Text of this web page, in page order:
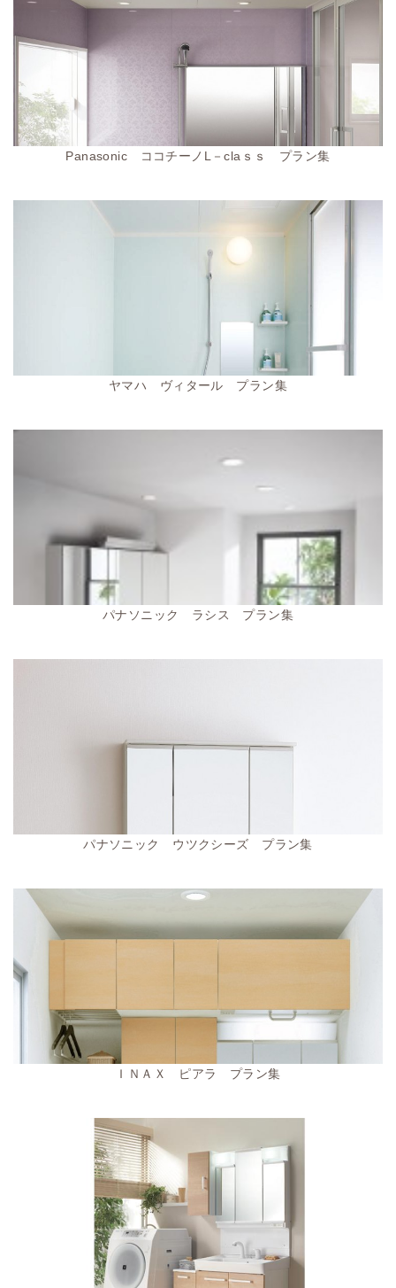
Panasonic ココチーノL－claｓｓ プラン集
ヤマハ ヴィタール プラン集
パナソニック ラシス プラン集
パナソニック ウツクシーズ プラン集
ＩＮＡＸ ピアラ プラン集